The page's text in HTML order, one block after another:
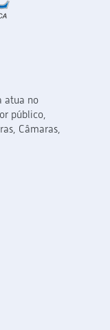
atua no
público,
Câmaras,